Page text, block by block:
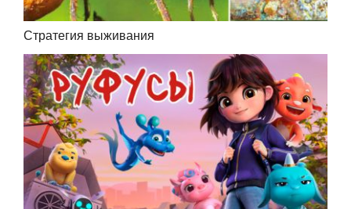
Стратегия выживания